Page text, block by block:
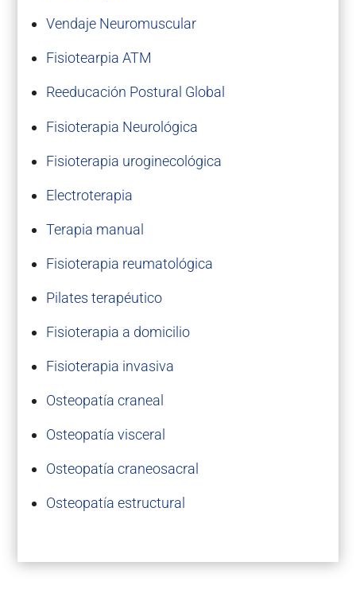
Vendaje Neuromuscular
Fisiotearpia ATM
Reeducación Postural Global
Fisioterapia Neurológica
Fisioterapia uroginecológica
Electroterapia
Terapia manual
Fisioterapia reumatológica
Pilates terapéutico
Fisioterapia a domicilio
Fisioterapia invasiva
Osteopatía craneal
Osteopatía visceral
Osteopatía craneosacral
Osteopatía estructural